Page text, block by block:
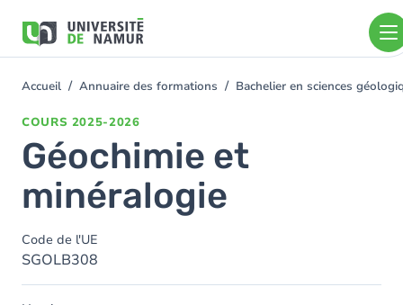
contenu
You
Accueil Annuaire des formations Bachelier en sciences
COURS 2025-2026
Géochimie et
minéralogie
Code de l'UE
SGOLB308